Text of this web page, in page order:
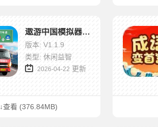
遨游中国模拟器全地图解锁版
版本: V1.1.9
类型: 休闲益智
2026-04-22 更新
↓查看 (376.84MB)